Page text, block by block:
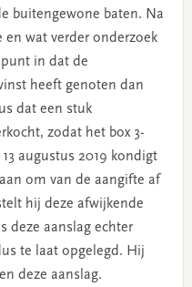
buitengewone baten. Na
en wat verder onderzoek
in dat de
heeft genoten dan
dat een stuk
zodat het box 3-
augustus 2019 kondigt
om van de aangifte af
hij deze afwijkende
deze aanslag echter
te laat opgelegd. Hij
deze aanslag.